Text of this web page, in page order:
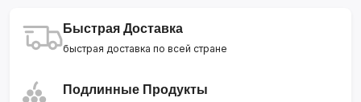
Быстрая Доставка
быстрая доставка по всей стране
Подлинные Продукты